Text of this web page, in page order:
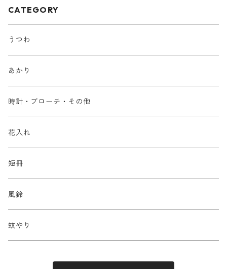
CATEGORY
うつわ
あかり
時計・ブローチ・その他
花入れ
短冊
風鈴
蚊やり